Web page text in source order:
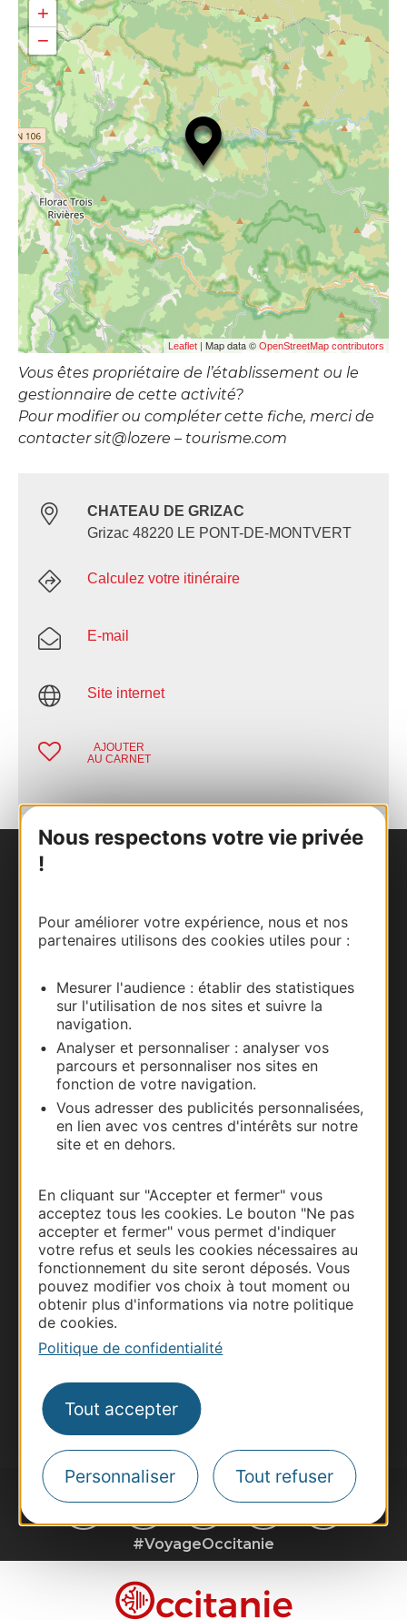
Nous respectons votre vie privée
!
Pour améliorer votre expérience, nous et nos
partenaires utilisons des cookies utiles pour :
Mesurer l'audience : établir des statistiques
sur l'utilisation de nos sites et suivre la
navigation.
Analyser et personnaliser : analyser vos
parcours et personnaliser nos sites en
fonction de votre navigation.
Vous adresser des publicités personnalisées,
en lien avec vos centres d'intérêts sur notre
site et en dehors.
En cliquant sur "Accepter et fermer" vous
acceptez tous les cookies. Le bouton "Ne pas
accepter et fermer" vous permet d'indiquer
votre refus et seuls les cookies nécessaires au
fonctionnement du site seront déposés. Vous
pouvez modifier vos choix à tout moment ou
obtenir plus d'informations via notre politique
de cookies.
Politique de confidentialité
Tout accepter
Personnaliser Tout refuser
+
−
Leaflet | Map data © OpenStreetMap contributors
Vous êtes propriétaire de l’établissement ou le
gestionnaire de cette activité?
Pour modifier ou compléter cette fiche, merci de
contacter sit@lozere – tourisme.com
CHATEAU DE GRIZAC
Grizac 48220 LE PONT-DE-MONTVERT
Calculez votre itinéraire
E-mail
Site internet
AJOUTER
AU CARNET
Carte interactive
Business/Mice
Pros d'Occitanie
Site presse et d'influence
Voyagistes
Destination Sport
Inscrivez-vous à la lettre d'information
suggestions de séjours, de visites et de sorties.
Je m'abonne
#VoyageOccitanie